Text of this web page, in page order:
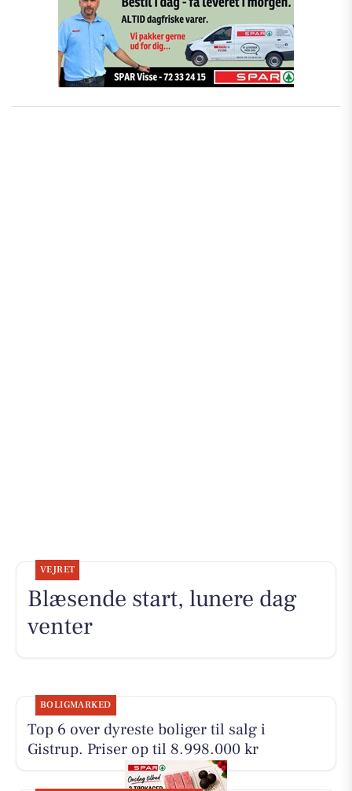
VEJRET
Blæsende start, lunere dag
venter
BOLIGMARKED
Top 6 over dyreste boliger til salg i
Gistrup. Priser op til 8.998.000 kr